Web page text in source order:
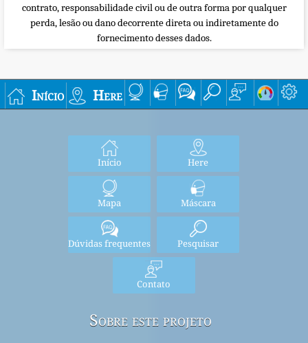
contrato, responsabilidade civil ou de outra forma por qualquer
perda, lesão ou dano decorrente direta ou indiretamente do
fornecimento desses dados.
Início Here
Início Here
Mapa Máscara
Dúvidas frequentes Pesquisar
Contato
Sobre este projeto